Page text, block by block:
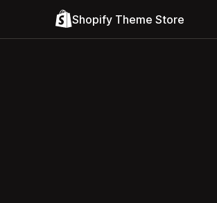
Shopify Theme Store